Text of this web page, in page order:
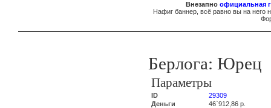
Внезапно официальная
Нафиг баннер, всё равно вы на
Берлога: Юрец
Параметры
ID
29309
Деньги
46`912,86 р.